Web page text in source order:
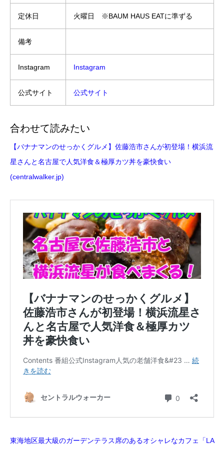
定休日 火曜日 ※BAUM HAUS EATに準ずる
備考
Instagram Instagram
公式サイト 公式サイト
合わせて読みたい
【バナナマンのせっかくグルメ】佐藤浩市さんが初登場！横浜流
星さんと名古屋で人気洋食＆極厚カツ丼を豪快食い
(centralwalker.jp)
東海地区最大級のガーデンテラス席のあるオシャレなカフェ「LA